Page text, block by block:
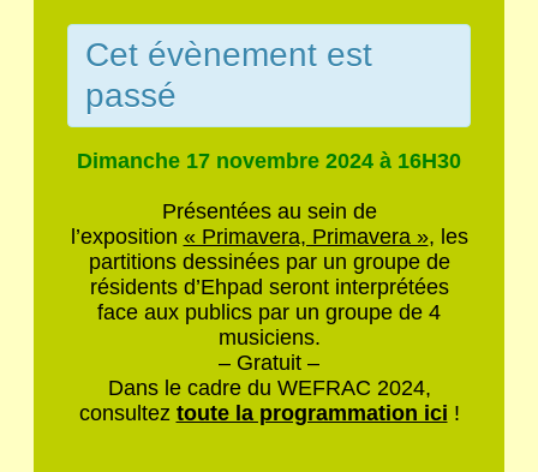
Cet évènement est
passé
Dimanche 17 novembre 2024 à 16H30
Présentées au sein de
l’exposition « Primavera, Primavera », les
partitions dessinées par un groupe de
résidents d’Ehpad seront interprétées
face aux publics par un groupe de 4
musiciens.
– Gratuit –
Dans le cadre du WEFRAC 2024,
consultez toute la programmation ici !